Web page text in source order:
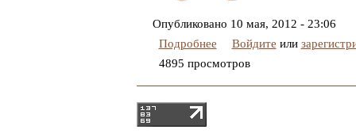
понравилось
Опубликовано 10 мая, 2012 - 23:06
Подробнее
Войдите или
4895 просмотров